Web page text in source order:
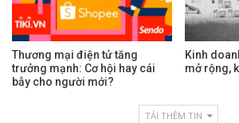
Thương mại điện tử tăng
trưởng mạnh: Cơ hội hay cái
bẫy cho người mới?
Kinh
mở rộng,
TẢI THÊM TIN